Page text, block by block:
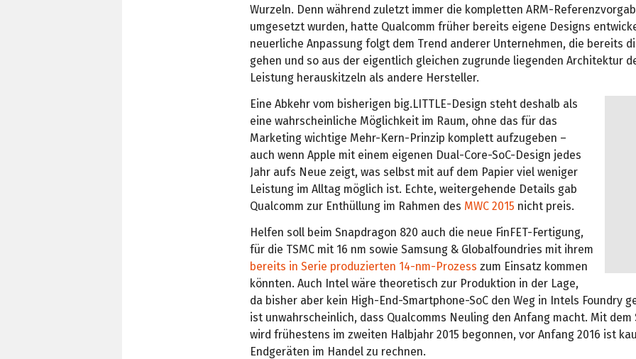
Wurzeln. Denn während zuletzt immer die kompletten ARM-
umgesetzt wurden, hatte Qualcomm früher bereits eigene Designs
neuerliche Anpassung folgt dem Trend anderer Unternehmen, die bereits
gehen und so aus der eigentlich gleichen zugrunde liegenden Architektur
Leistung herauskitzeln als andere Hersteller.
Eine Abkehr vom bisherigen big.LITTLE-Design steht deshalb als
eine wahrscheinliche Möglichkeit im Raum, ohne das für das
Marketing wichtige Mehr-Kern-Prinzip komplett aufzugeben –
auch wenn Apple mit einem eigenen Dual-Core-SoC-Design jedes
Jahr aufs Neue zeigt, was selbst mit auf dem Papier viel weniger
Leistung im Alltag möglich ist. Echte, weitergehende Details gab
Qualcomm zur Enthüllung im Rahmen des MWC 2015 nicht preis.
Helfen soll beim Snapdragon 820 auch die neue FinFET-Fertigung,
für die TSMC mit 16 nm sowie Samsung & Globalfoundries mit ihrem
bereits in Serie produzierten 14-nm-Prozess zum Einsatz kommen
könnten. Auch Intel wäre theoretisch zur Produktion in der Lage,
da bisher aber kein High-End-Smartphone-SoC den Weg in Intels Foundry
ist unwahrscheinlich, dass Qualcomms Neuling den Anfang macht. Mit dem
wird frühestens im zweiten Halbjahr 2015 begonnen, vor Anfang 2016 ist
Endgeräten im Handel zu rechnen.